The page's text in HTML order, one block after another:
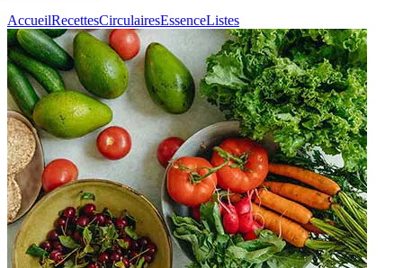
AccueilRecettesCirculairesEssenceListes